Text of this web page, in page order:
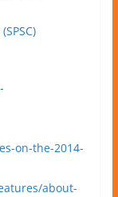
on-the-2014-
about-